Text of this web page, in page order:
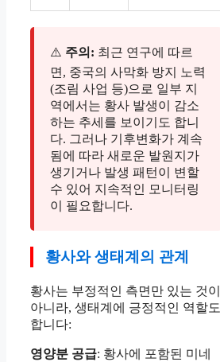
⚠️ 주의: 최근 연구에 따르
면, 중국의 사막화 방지 노력
(조림 사업 등)으로 일부 지
역에서는 황사 발생이 감소
하는 추세를 보이기도 합니
다. 그러나 기후변화가 계속
됨에 따라 새로운 발원지가
생기거나 발생 패턴이 변할
수 있어 지속적인 모니터링
이 필요합니다.
황사와 생태계의 관계
황사는 부정적인 측면만 있는 것이
아니라, 생태계에 긍정적인 역할도
합니다:
영양분 공급: 황사에 포함된 미네